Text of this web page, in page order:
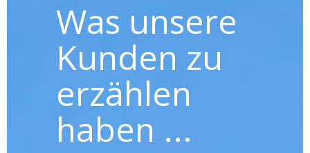
Was unsere
Kunden zu
erzählen
haben ...